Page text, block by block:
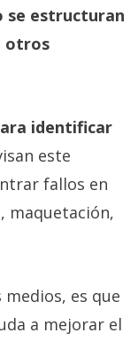
se estructuran
otros
identificar
este
fallos en
maquetación,
es que
a mejorar el